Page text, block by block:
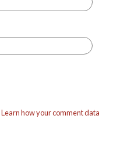
Learn how your comment data